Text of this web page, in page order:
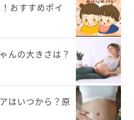
おすすめポイ
んの大きさは？
はいつから？原